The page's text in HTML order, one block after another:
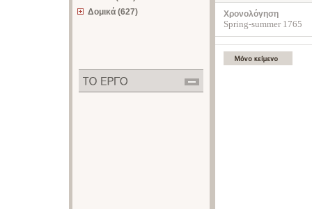
Δομικά (627)
Χρονολόγηση
Spring-summer 1765